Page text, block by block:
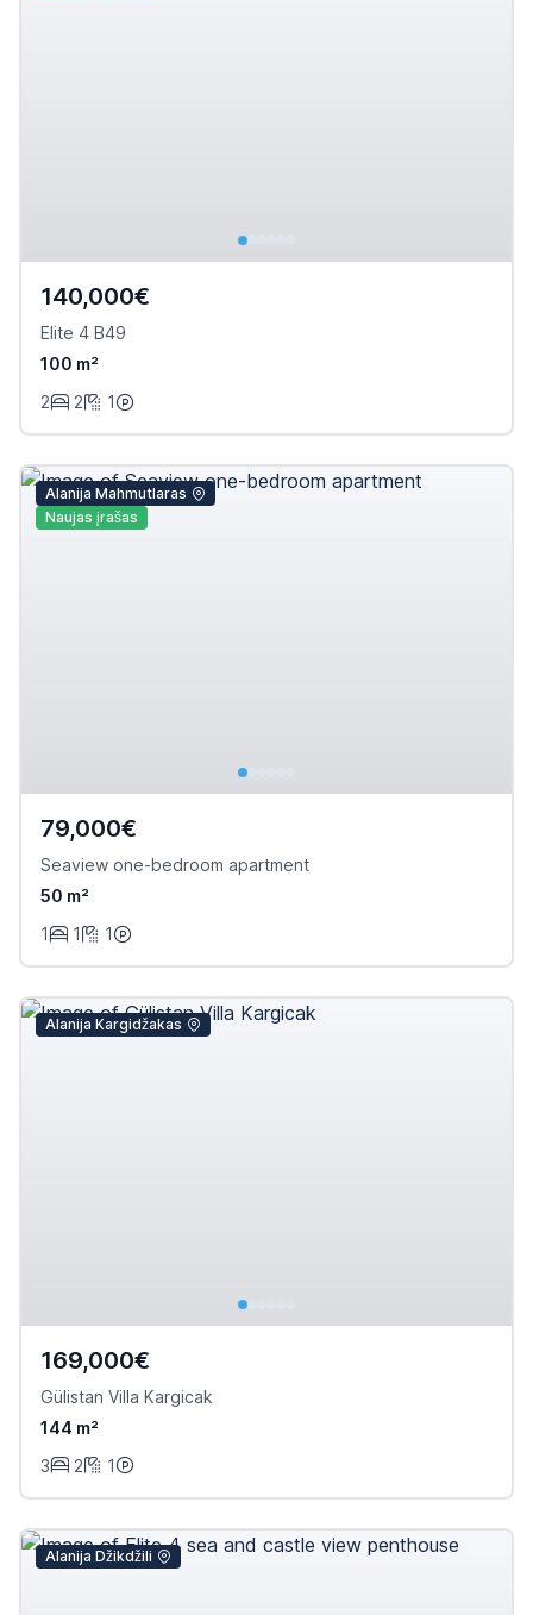
140,000€
Elite 4 B49
100 m²
2
2 1
Alanija Mahmutlaras
Naujas įrašas
79,000€
Seaview one-bedroom apartment
50 m²
1
1 1
Alanija Kargidžakas
169,000€
Gülistan Villa Kargicak
144 m²
3
2 1
Alanija Džikdžili